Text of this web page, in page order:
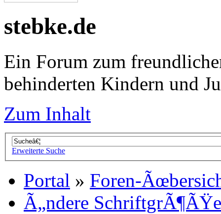
stebke.de
Ein Forum zum
behinderten Kindern und
Zum Inhalt
Erweiterte Suche
Portal » Foren-
Ã„ndere SchriftgrÃ¶ÃŸe